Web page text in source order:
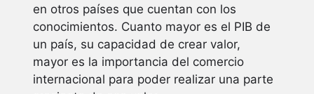
en otros países que cuentan con los
conocimientos. Cuanto mayor es el PIB de
un país, su capacidad de crear valor,
mayor es la importancia del comercio
internacional para poder realizar una parte